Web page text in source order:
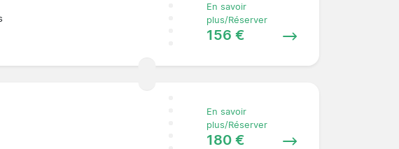
En savoir
plus/Réserver
156 €
En savoir
plus/Réserver
180 €